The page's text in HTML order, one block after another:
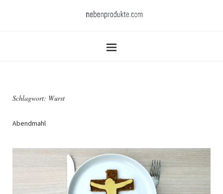
Schlagwort: Wurst
Abendmahl